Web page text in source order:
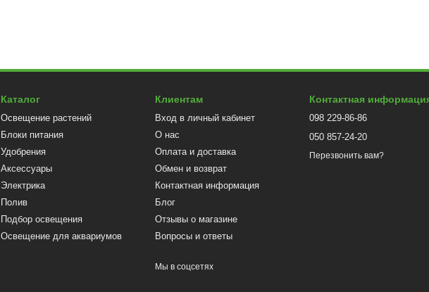
Каталог
Освещение растений
Блоки питания
Удобрения
Аксессуары
Электрика
Полив
Подбор освещения
Освещение для аквариумов
Клиентам
Вход в личный кабинет
О нас
Оплата и доставка
Обмен и возврат
Контактная информация
Блог
Отзывы о магазине
Вопросы и ответы
Мы в соцсетях
Контактная
098 229-86-86
050 857-24-20
Перезвонить вам?